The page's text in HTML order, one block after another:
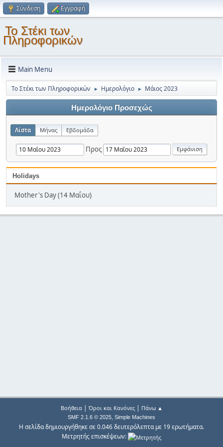
Σύνδεση Εγγραφή
Το Στέκι των
Πληροφορικών
Main Menu
Το Στέκι των Πληροφορικών ► Ημερολόγιο ► Μάιος 2023
Ημερολόγιο Προσεχώς
Λίστα Μήνας Εβδομάδα
Προς
Holidays
Mother's Day (14 Μαΐου)
Βοήθεια| Όροι και Κανόνες| Πάνω ▲
SMF 2.1.6 © 2025, Simple Machines
Η σελίδα δημιουργήθηκε σε 0.046 δευτερόλεπτα με 19 ερωτήματα.
Μετρητής επισκέψεων: